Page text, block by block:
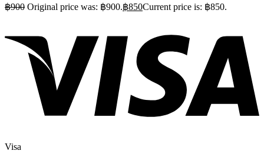
฿900 Original price was: ฿900.฿850Current price is: ฿850.
Visa